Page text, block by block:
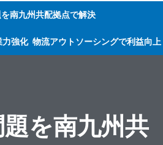
南九州共配拠点で解決
力強化 物流アウトソーシングで利益向上
を南九州共